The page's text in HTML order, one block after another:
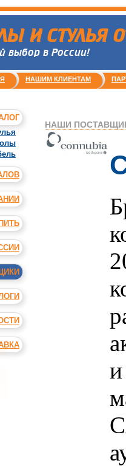
И СТУЛЬЯ
выбор в России!
НАШИМ КЛИЕНТАМ
НАШИ